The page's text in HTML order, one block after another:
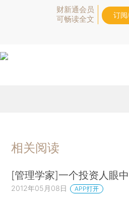
财新通会员
可畅读全文
订阅
相关阅读
[管理学家]一个投资人眼
2012年05月08日 APP打开